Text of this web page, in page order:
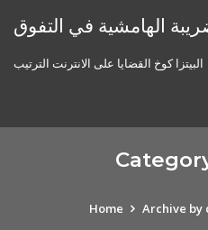
الهامشية في التفوق
البيتزا كوخ القضايا على الانترنت الترتيب
Home Archive by